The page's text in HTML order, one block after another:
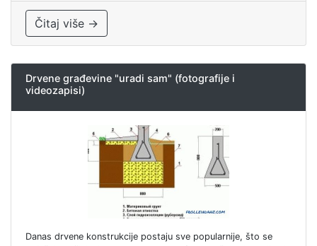
Čitaj više →
Drvene građevine "uradi sam" (fotografije i
videozapisi)
Danas drvene konstrukcije postaju sve popularnije, što se